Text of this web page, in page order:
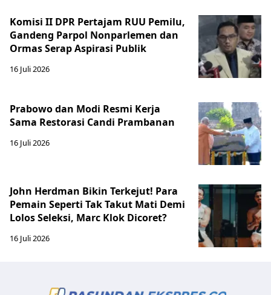
Komisi II DPR Pertajam RUU Pemilu,
Gandeng Parpol Nonparlemen dan
Ormas Serap Aspirasi Publik
16 Juli 2026
Prabowo dan Modi Resmi Kerja
Sama Restorasi Candi Prambanan
16 Juli 2026
John Herdman Bikin Terkejut! Para
Pemain Seperti Tak Takut Mati Demi
Lolos Seleksi, Marc Klok Dicoret?
16 Juli 2026